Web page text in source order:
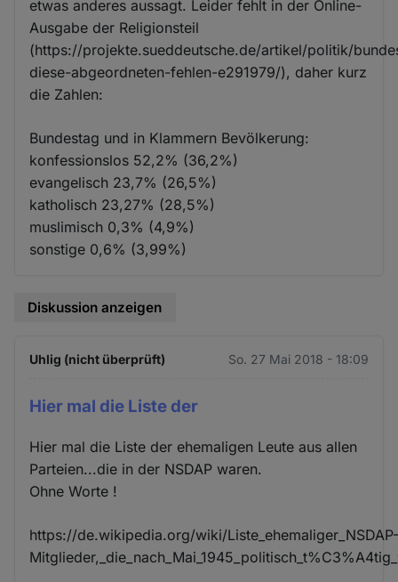
etwas anderes aussagt. Leider fehlt in der Online-
Ausgabe der Religionsteil
(https://projekte.sueddeutsche.de/artikel/politik/
diese-abgeordneten-fehlen-e291979/), daher kurz
die Zahlen:
Bundestag und in Klammern Bevölkerung:
konfessionslos 52,2% (36,2%)
evangelisch 23,7% (26,5%)
katholisch 23,27% (28,5%)
muslimisch 0,3% (4,9%)
sonstige 0,6% (3,99%)
Diskussion anzeigen
Uhlig (nicht überprüft) So. 27 Mai 2018 - 18:09
Hier mal die Liste der
Hier mal die Liste der ehemaligen Leute aus allen
Parteien...die in der NSDAP waren.
Ohne Worte !
https://de.wikipedia.org/wiki/